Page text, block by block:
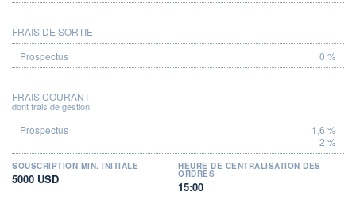
FRAIS DE SORTIE
0 %
FRAIS COURANT
dont frais de gestion
1,6 %
2 %
SOUSCRIPTION MIN. INITIALE
5000 USD
HEURE DE CENTRALISATION DES
ORDRES
15:00